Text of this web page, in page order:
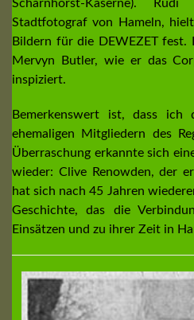
Scharnhorst-Kaserne).
Stadtfotograf von Hameln,
Bildern für die DEWEZET fest.
Mervyn Butler, wie er das
inspiziert.
Bemerkenswert ist, dass ich
ehemaligen Mitgliedern des
Überraschung erkannte sich
wieder: Clive Renowden, der
hat sich nach 45 Jahren
Geschichte, das die
Einsätzen und zu ihrer Zeit in